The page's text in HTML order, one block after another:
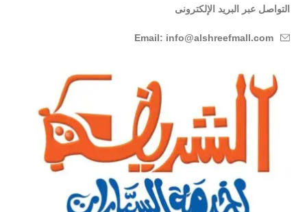
التواصل عبر البريد الإلكترونى
Email: info@alshreefmall.com